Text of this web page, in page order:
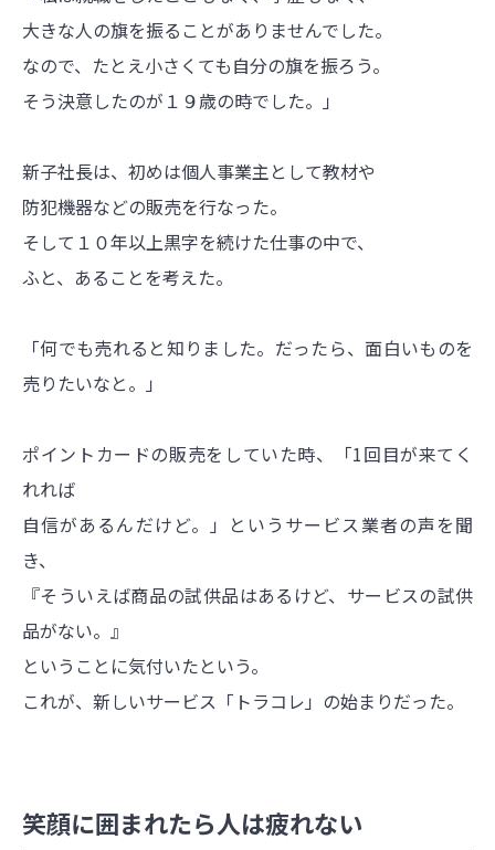
大きな人の旗を振ることがありませんでした。
なので、たとえ小さくても自分の旗を振ろう。
そう決意したのが１９歳の時でした。」
新子社長は、初めは個人事業主として教材や
防犯機器などの販売を行なった。
そして１０年以上黒字を続けた仕事の中で、
ふと、あることを考えた。
「何でも売れると知りました。だったら、面白いものを
売りたいなと。」
ポイントカードの販売をしていた時、「1回目が来てく
れれば
自信があるんだけど。」というサービス業者の声を聞
き、
『そういえば商品の試供品はあるけど、サービスの試供
品がない。』
ということに気付いたという。
これが、新しいサービス「トラコレ」の始まりだった。
笑顔に囲まれたら人は疲れない